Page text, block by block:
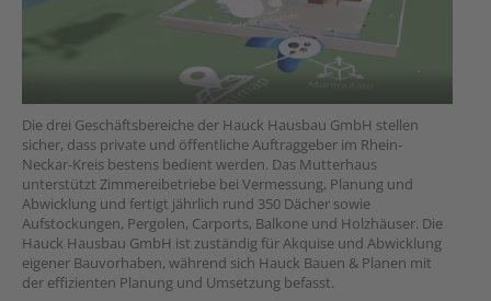
Die drei Geschäftsbereiche der Hauck Hausbau GmbH stellen
sicher, dass private und öffentliche Auftraggeber im Rhein-
Neckar-Kreis bestens bedient werden. Das Mutterhaus
unterstützt Zimmereibetriebe bei Vermessung, Planung und
Abwicklung und fertigt jährlich rund 350 Dächer sowie
Aufstockungen, Pergolen, Carports, Balkone und Holzhäuser. Die
Hauck Hausbau GmbH ist zuständig für Akquise und Abwicklung
eigener Bauvorhaben, während sich Hauck Bauen & Planen mit
der effizienten Planung und Umsetzung befasst.